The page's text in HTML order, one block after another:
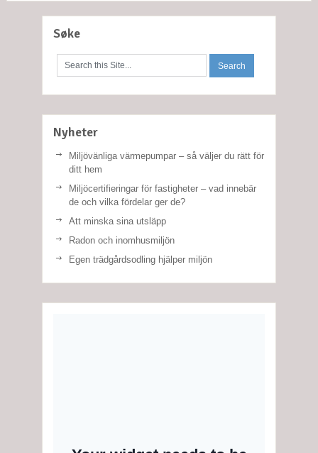
Søke
Nyheter
Miljövänliga värmepumpar – så väljer du rätt för
ditt hem
Miljöcertifieringar för fastigheter – vad innebär
de och vilka fördelar ger de?
Att minska sina utsläpp
Radon och inomhusmiljön
Egen trädgårdsodling hjälper miljön